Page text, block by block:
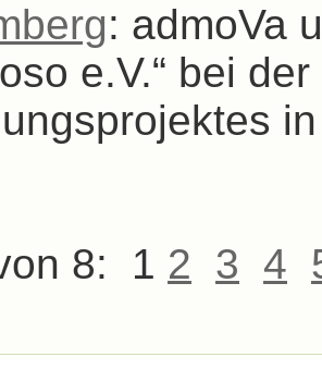
: admoVa
e.V.“ bei
8: 1 2 3 4